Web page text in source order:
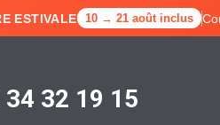
ESTIVALE 10 → 21 août inclus
34 32 19 15